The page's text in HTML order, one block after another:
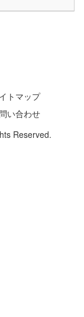
トマップ
い合わせ
Reserved.